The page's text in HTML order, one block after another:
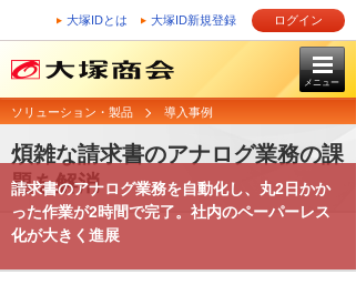
大塚IDとは 大塚ID新規登録 ログイン
メニュー
ソリューション・製品 導入事例
煩雑な請求書のアナログ業務の課
題を解消
請求書のアナログ業務を自動化し、丸2日かか
った作業が2時間で完了。社内のペーパーレス
化が大きく進展